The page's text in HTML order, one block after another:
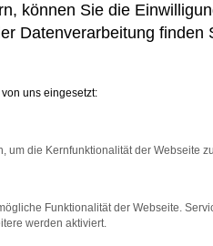
können Sie die
Datenverarbeitung finden
uns eingesetzt:
um die Kernfunktionalität der Webseite
Funktionalität der Webseite.
werden aktiviert.